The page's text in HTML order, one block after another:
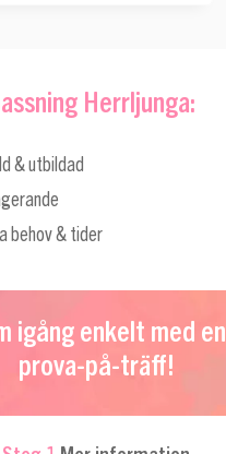
Herrljunga:
& utbildad
behov & tider
igång enkelt med en
prova-på-träff!